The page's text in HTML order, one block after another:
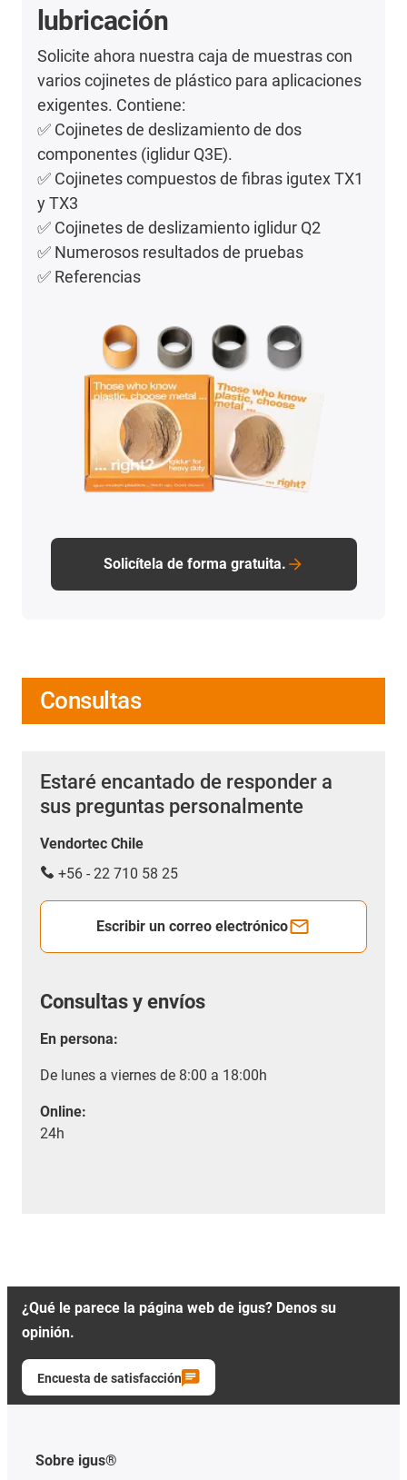
lubricación
Solicite ahora nuestra caja de muestras con
varios cojinetes de plástico para aplicaciones
exigentes. Contiene:
✅ Cojinetes de deslizamiento de dos
componentes (iglidur Q3E).
✅ Cojinetes compuestos de fibras igutex TX1
y TX3
✅ Cojinetes de deslizamiento iglidur Q2
✅ Numerosos resultados de pruebas
✅ Referencias
Solicítela de forma gratuita.
Consultas
Estaré encantado de responder a
sus preguntas personalmente
Vendortec Chile
+56 - 22 710 58 25
Escribir un correo electrónico
Consultas y envíos
En persona:
De lunes a viernes de 8:00 a 18:00h
Online:
24h
¿Qué le parece la página web de igus? Denos su
opinión.
Encuesta de satisfacción
Sobre igus®